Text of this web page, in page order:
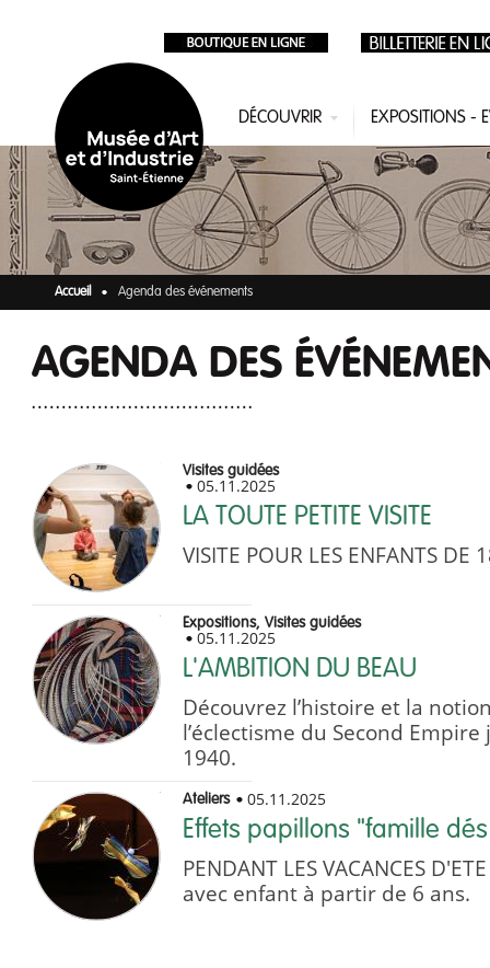
DÉCOUVRIR EXPOSITIONS -
Accueil Agenda des événements
AGENDA DES
Visites guidées
05.11.2025
LA TOUTE PETITE VISITE
VISITE POUR LES ENFANTS DE
Expositions, Visites guidées
05.11.2025
L'AMBITION DU BEAU
Découvrez l’histoire et la
l’éclectisme du Second Empire
1940.
Ateliers 05.11.2025
Effets papillons "famille
PENDANT LES VACANCES
avec enfant à partir de 6 ans.